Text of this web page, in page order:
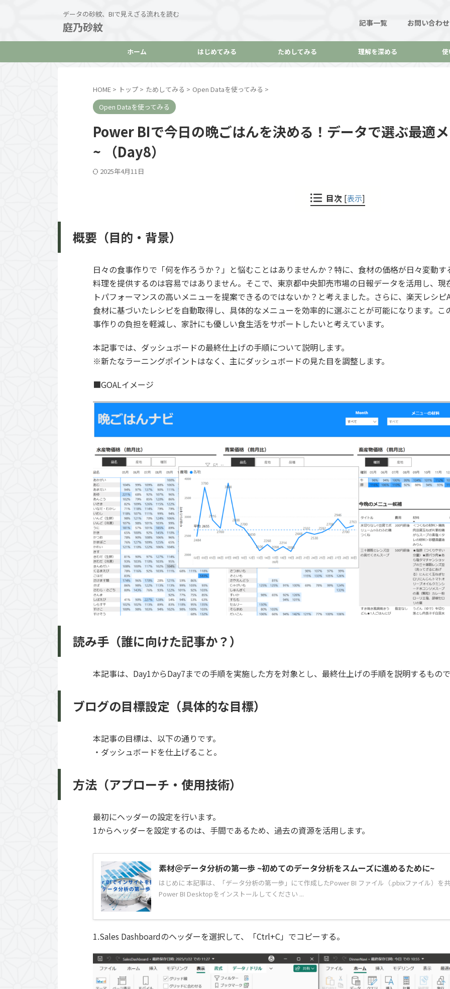
データの砂紋、BIで見えざる流れを読む
庭乃砂紋 記事一覧 お問い合わせ
ホーム はじめてみる ためしてみる 理解を深める
HOME > トップ > ためしてみる > Open Dataを使ってみる >
Open Dataを使ってみる
Power BIで今日の晩ごはんを決める！データで選ぶ最適
~ （Day8）
2025年4月11日
目次 [表示]
概要（目的・背景）
日々の食事作りで「何を作ろうか？」と悩むことはありませんか？特に、食材の価格が日々変動
料理を提供するのは容易ではありません。そこで、東京都中央卸売市場の日報データを活用し、
トパフォーマンスの高いメニューを提案できるのではないか？と考えました。さらに、楽天レシ
食材に基づいたレシピを自動取得し、具体的なメニューを効率的に選ぶことが可能になります。
事作りの負担を軽減し、家計にも優しい食生活をサポートしたいと考えています。
本記事では、ダッシュボードの最終仕上げの手順について説明します。
※新たなラーニングポイントはなく、主にダッシュボードの見た目を調整します。
■GOALイメージ
読み手（誰に向けた記事か？）
本記事は、Day1からDay7までの手順を実施した方を対象とし、最終仕上げの手順を説明するもの
ブログの目標設定（具体的な目標）
本記事の目標は、以下の通りです。
・ダッシュボードを仕上げること。
方法（アプローチ・使用技術）
最初にヘッダーの設定を行います。
1からヘッダーを設定するのは、手間であるため、過去の資源を活用します。
素材＠データ分析の第一歩 ~初めてのデータ分析をスムーズに進めるために~
はじめに 本記事は、「データ分析の第一歩」にて作成したPower BI ファイル（.pbixファイル）を
Power BI Desktopをインストールしてください ...
1.Sales Dashboardのヘッダーを選択して、「Ctrl+C」でコピーする。